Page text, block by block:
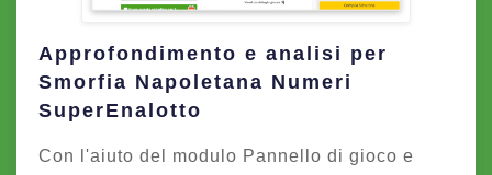
Approfondimento e analisi per
Smorfia Napoletana Numeri
SuperEnalotto
Con l'aiuto del modulo Pannello di gioco e